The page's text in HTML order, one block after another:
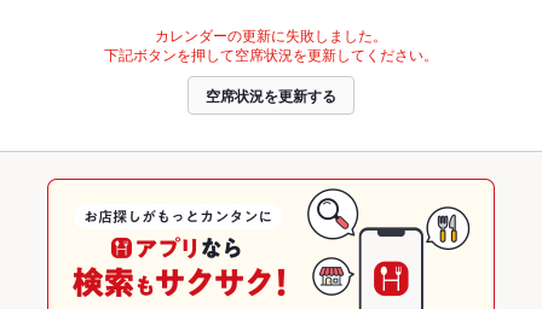
カレンダーの更新に失敗しました。
下記ボタンを押して空席状況を更新してください。
空席状況を更新する